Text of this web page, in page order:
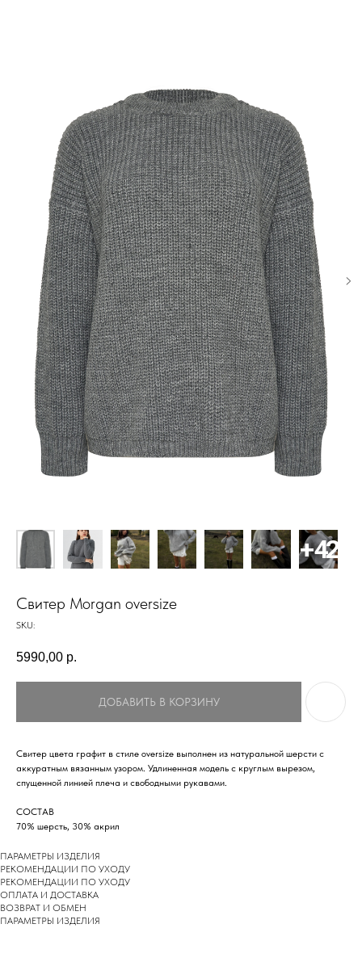
Свитер Morgan oversize
SKU:
5990,00 р.
ДОБАВИТЬ В КОРЗИНУ
Свитер цвета графит в стиле oversize выполнен из натуральной шерсти с
аккуратным вязанным узором. Удлиненная модель с круглым вырезом,
спущенной линией плеча и свободными рукавами.
СОСТАВ
70% шерсть, 30% акрил
ПАРАМЕТРЫ ИЗДЕЛИЯ
РЕКОМЕНДАЦИИ ПО УХОДУ
РEКОМЕНДАЦИИ ПО УХОДУ
ОПЛАТА И ДОСТАВКА
ВОЗВРАТ И ОБМЕН
ПАРАМЕТРЫ ИЗДЕЛИЯ